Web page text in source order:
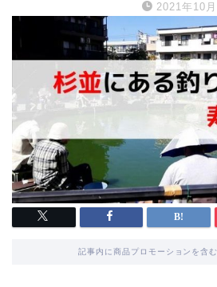
2021年10
記事内に商品プロモーションを含